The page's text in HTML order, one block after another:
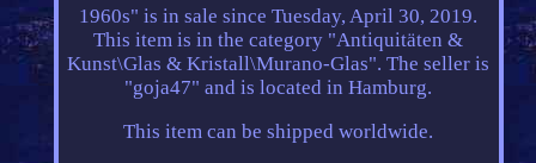
1960s" is in sale since Tuesday, April 30, 2019.
This item is in the category "Antiquitäten &
Kunst\Glas & Kristall\Murano-Glas". The seller is
"goja47" and is located in Hamburg.
This item can be shipped worldwide.